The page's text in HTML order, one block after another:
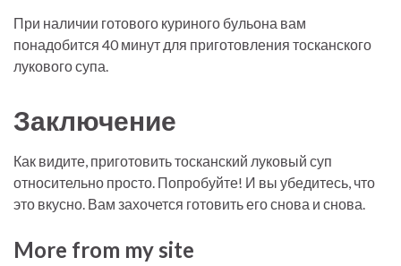
При наличии готового куриного бульона вам
понадобится 40 минут для приготовления тосканского
лукового супа.
Заключение
Как видите, приготовить тосканский луковый суп
относительно просто. Попробуйте! И вы убедитесь, что
это вкусно. Вам захочется готовить его снова и снова.
More from my site